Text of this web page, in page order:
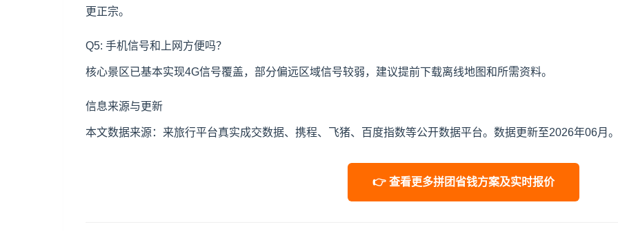
更正宗。
Q5: 手机信号和上网方便吗？
核心景区已基本实现4G信号覆盖，部分偏远区域信号较弱，建议提前下载离线地图和所需资料。
信息来源与更新
本文数据来源：来旅行平台真实成交数据、携程、飞猪、百度指数等公开数据平台。数据更新至2026年06月。
👉 查看更多拼团省钱方案及实时报价